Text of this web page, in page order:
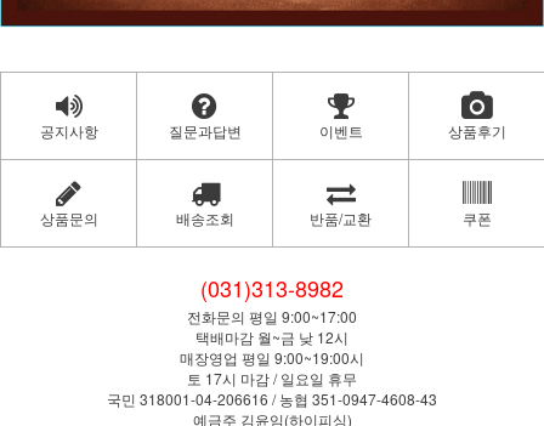
공지사항 질문과답변 이벤트 상품후기
상품문의 배송조회 반품/교환 쿠폰
(031)313-8982
전화문의 평일 9:00~17:00
택배마감 월~금 낮 12시
매장영업 평일 9:00~19:00시
토 17시 마감 / 일요일 휴무
국민 318001-04-206616 / 농협 351-0947-4608-43
예금주 김윤임(하이피싱)